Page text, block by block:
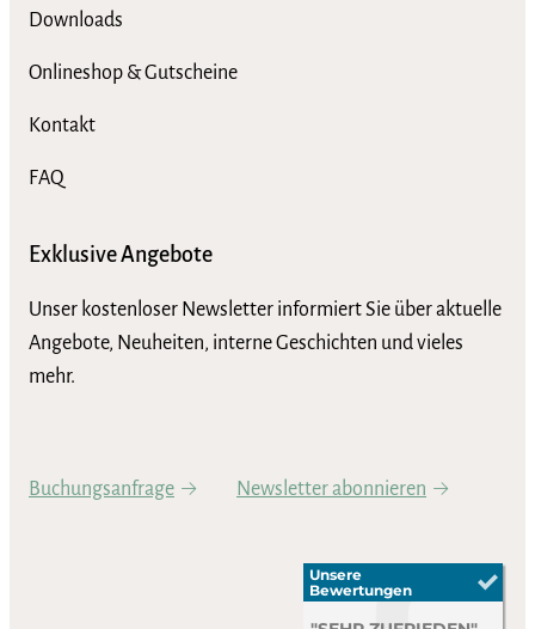
Downloads
Onlineshop & Gutscheine
Kontakt
FAQ
Exklusive Angebote
Unser kostenloser Newsletter informiert Sie über aktuelle
Angebote, Neuheiten, interne Geschichten und vieles
mehr.
Buchungsanfrage Newsletter abonnieren